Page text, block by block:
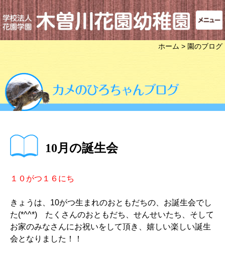
ホーム > 園のブログ
10月の誕生会
１０がつ１６にち
きょうは、10がつ生まれのおともだちの、お誕生会でし
た(*^^*) たくさんのおともだち、せんせいたち、そして
お家のみなさんにお祝いをして頂き、嬉しい楽しい誕生
会となりました！！